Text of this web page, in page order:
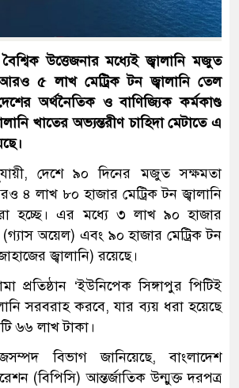
বৈশ্বিক উত্তেজনার মধ্যেই জ্বালানি মজুত
৫ লাখ মেট্রিক টন জ্বালানি তেল
অর্থনৈতিক ও বাণিজ্যিক কর্মকাণ্ড
খাতের অভ্যন্তরীণ চাহিদা মেটাতে এ
দেশে ৯০ দিনের মজুত সক্ষমতা
৪ লাখ ৮০ হাজার মেট্রিক টন জ্বালানি
হচ্ছে। এর মধ্যে ৩ লাখ ৯০ হাজার
(গ্যাস অয়েল) এবং ৯০ হাজার মেট্রিক টন
জ্বালানি) রয়েছে।
প্রতিষ্ঠান ‘ইউনিপেক সিঙ্গাপুর পিটিই
সরবরাহ করবে, যার ব্যয় ধরা হয়েছে
৬৬ লাখ টাকা।
বিভাগ জানিয়েছে, বাংলাদেশ
(বিপিসি) আন্তর্জাতিক উন্মুক্ত দরপত্র